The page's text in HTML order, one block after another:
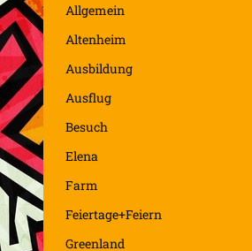
Allgemein
Altenheim
Ausbildung
Ausflug
Besuch
Elena
Farm
Feiertage+Feiern
Greenland